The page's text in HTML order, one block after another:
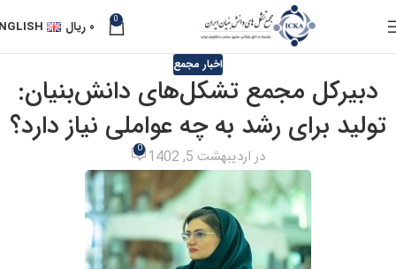
0 ۰ ریال
اخبار مجمع
دبیرکل مجمع تشکل‌های دانش‌بنیان:
تولید برای رشد به چه عواملی نیاز دارد؟
در اردیبهشت 5, 1402 0